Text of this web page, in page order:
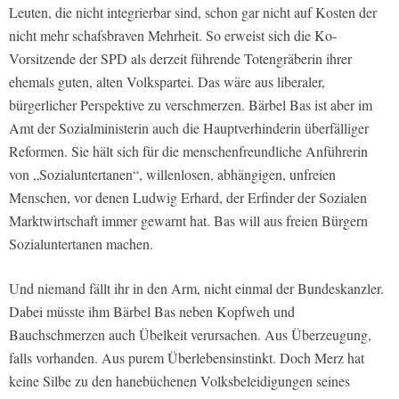
Leuten, die nicht integrierbar sind, schon gar nicht auf Kosten der
nicht mehr schafsbraven Mehrheit. So erweist sich die Ko-
Vorsitzende der SPD als derzeit führende Totengräberin ihrer
ehemals guten, alten Volkspartei. Das wäre aus liberaler,
bürgerlicher Perspektive zu verschmerzen. Bärbel Bas ist aber im
Amt der Sozialministerin auch die Hauptverhinderin überfälliger
Reformen. Sie hält sich für die menschenfreundliche Anführerin
von „Sozialuntertanen“, willenlosen, abhängigen, unfreien
Menschen, vor denen Ludwig Erhard, der Erfinder der Sozialen
Marktwirtschaft immer gewarnt hat. Bas will aus freien Bürgern
Sozialuntertanen machen.
Und niemand fällt ihr in den Arm, nicht einmal der Bundeskanzler.
Dabei müsste ihm Bärbel Bas neben Kopfweh und
Bauchschmerzen auch Übelkeit verursachen. Aus Überzeugung,
falls vorhanden. Aus purem Überlebensinstinkt. Doch Merz hat
keine Silbe zu den hanebüchenen Volksbeleidigungen seines